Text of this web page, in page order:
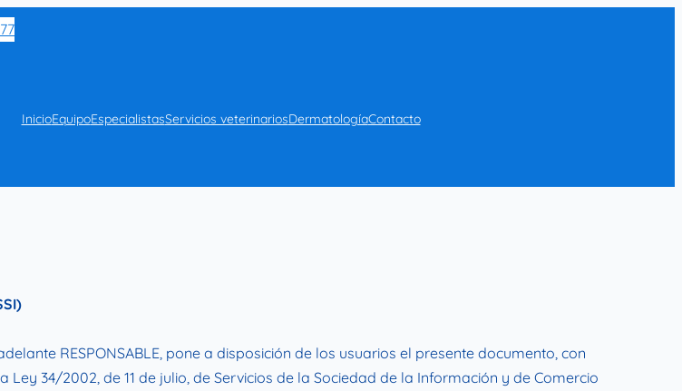
InicioEquipoEspecialistasServicios veterinariosDermatologíaContacto
RESPONSABLE, pone a disposición de los usuarios el presente documento, con
34/2002, de 11 de julio, de Servicios de la Sociedad de la Información y de Comercio